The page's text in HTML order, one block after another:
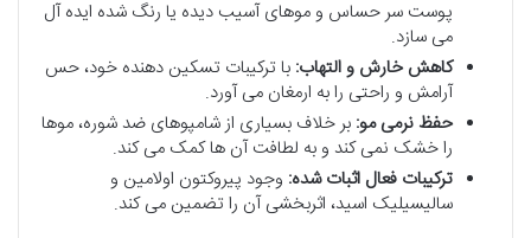
پوست سر حساس و موهای آسیب دیده یا رنگ شده ایده آل
می سازد.
کاهش خارش و التهاب: با ترکیبات تسکین دهنده خود، حس
آرامش و راحتی را به ارمغان می آورد.
حفظ نرمی مو: بر خلاف بسیاری از شامپوهای ضد شوره، موها
را خشک نمی کند و به لطافت آن ها کمک می کند.
ترکیبات فعال اثبات شده: وجود پیروکتون اولامین و
سالیسیلیک اسید، اثربخشی آن را تضمین می کند.